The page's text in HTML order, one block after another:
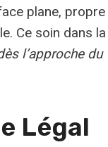
plane, propre
Ce soin dans la
l’approche du
Légal